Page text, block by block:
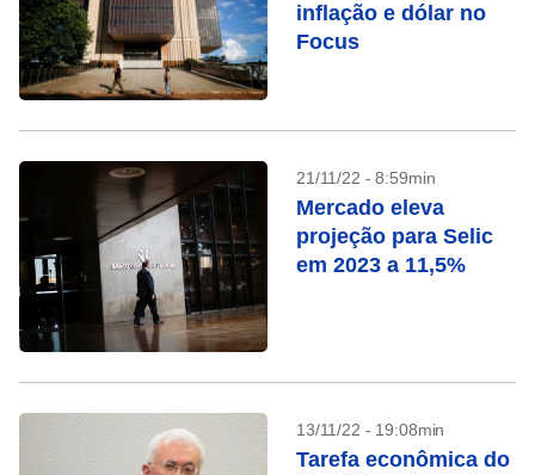
inflação e dólar no
Focus
21/11/22 - 8:59min
Mercado eleva
projeção para Selic
em 2023 a 11,5%
13/11/22 - 19:08min
Tarefa econômica do